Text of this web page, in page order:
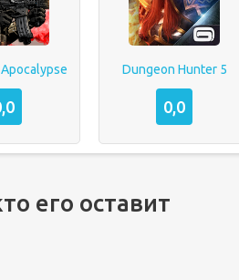
Dungeon Hunter 5
0,0
его оставит